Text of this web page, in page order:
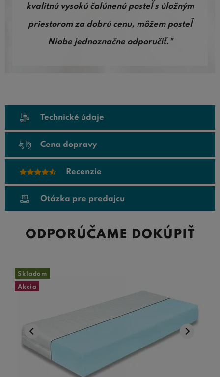
kvalitnú vysokú čalúnenú posteľ s úložným
priestorom za dobrú cenu, môžem posteľ
Niobe jednoznačne odporučiť."
Technické údaje
Cena dopravy
Recenzie
Otázka pre predajcu
ODPORÚČAME DOKÚPIŤ
Skladom
Akcia